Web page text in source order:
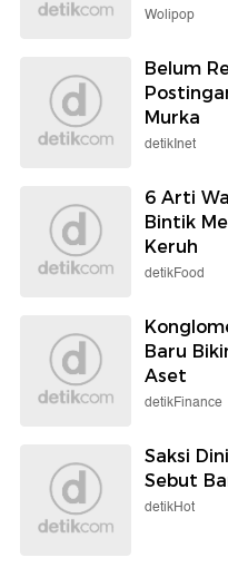
Wolipop
Belum
Murka
detikInet
6 Arti
Bintik
Keruh
detikFood
Baru
Aset
detikFinance
Saksi
Sebut
detikHot